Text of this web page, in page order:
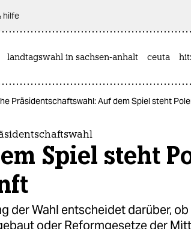
hilfe
landtagswahl in sachsen-anhalt ceuta
Präsidentschaftswahl: Auf dem Spiel steht
Spiel steht
der Wahl entscheidet darüber,
oder Reformgesetze der